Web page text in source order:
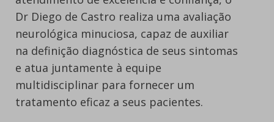
Dr Diego de Castro realiza uma avaliação
neurológica minuciosa, capaz de auxiliar
na definição diagnóstica de seus sintomas
e atua juntamente à equipe
multidisciplinar para fornecer um
tratamento eficaz a seus pacientes.